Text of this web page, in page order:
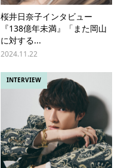
桜井日奈子インタビュー
『138億年未満』「また岡山
に対する...
2024.11.22
INTERVIEW